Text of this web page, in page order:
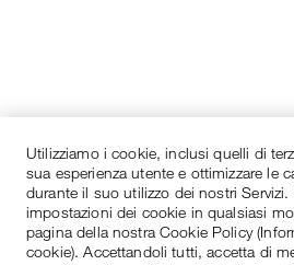
Utilizziamo i cookie, inclusi quelli di
sua esperienza utente e ottimizzare le
durante il suo utilizzo dei nostri Servizi.
impostazioni dei cookie in qualsiasi
pagina della nostra Cookie Policy
cookie). Accettandoli tutti, accetta di